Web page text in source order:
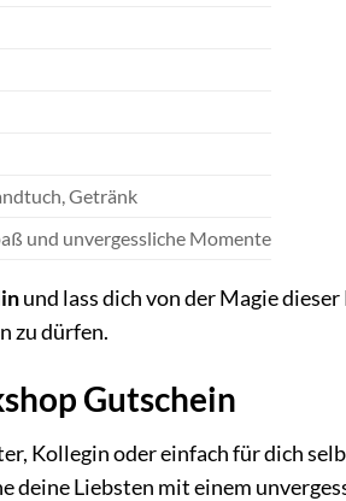
Getränk
und unvergessliche Momente
und lass dich von der Magie
zu dürfen.
Gutschein
Kollegin oder einfach für dich
deine Liebsten mit einem